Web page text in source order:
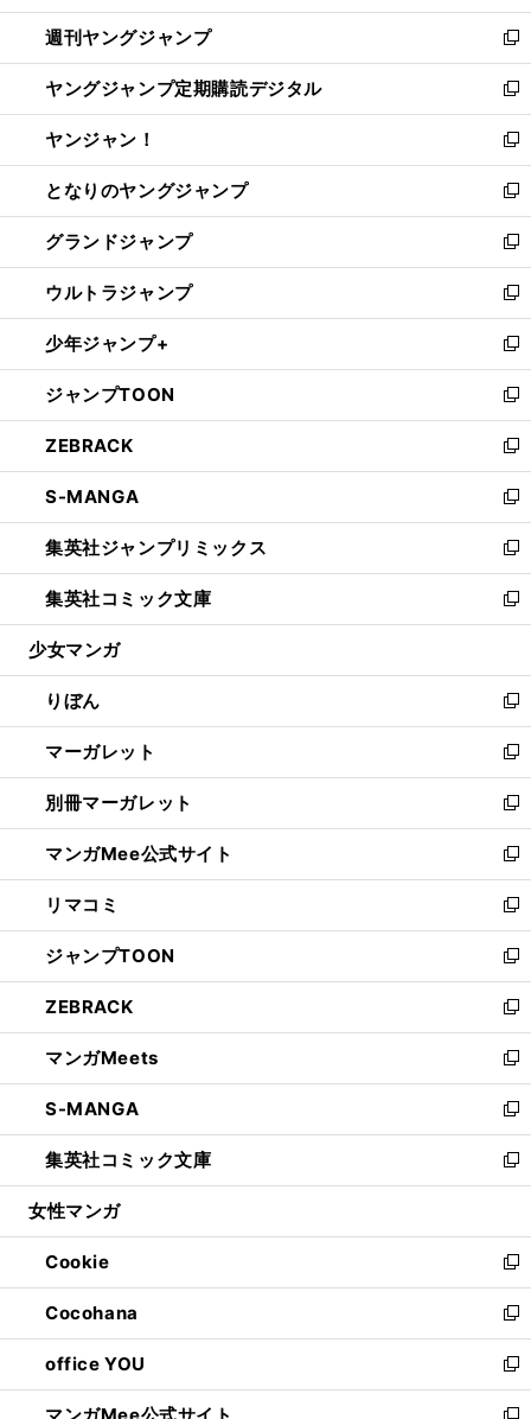
開
く
ウ
で
開
く
ン
ド
ウ
で
開
く
ウ
ィ
ン
ド
ウ
で
開
く
週刊ヤングジャンプ
新
し
い
ウ
ィ
ン
ド
ウ
で
開
く
ヤングジャンプ定期購読デジタル
新
し
い
ウ
ィ
ン
ド
ウ
で
開
く
ヤンジャン！
新
し
い
ウ
ィ
ン
ド
ウ
で
開
く
となりのヤングジャンプ
新
し
い
ウ
ィ
ン
ド
ウ
で
開
く
グランドジャンプ
新
し
い
ウ
ィ
ン
ド
ウ
で
開
く
ウルトラジャンプ
新
し
い
ウ
ィ
ン
ド
ウ
で
開
く
少年ジャンプ+
新
し
い
ウ
ィ
ン
ド
ウ
で
開
く
ジャンプTOON
新
し
い
ウ
ィ
ン
ド
ウ
で
開
ZEBRACK
新
し
い
ウ
ィ
ン
ド
ウ
開
く
S-MANGA
新
し
い
ウ
ィ
ン
ウ
で
開
く
集英社ジャンプリミックス
新
し
い
ウ
ン
ド
ウ
で
開
く
集英社コミック文庫
新
し
ウ
ィ
ン
ド
ウ
で
開
く
少女マンガ
りぼん
新
し
い
ウ
ィ
ン
ド
ウ
で
開
く
マーガレット
新
し
い
ウ
ィ
ン
ド
ウ
で
開
く
別冊マーガレット
新
し
い
ウ
ィ
ン
ド
ウ
で
開
く
マンガMee公式サイト
新
し
い
ウ
ィ
ン
ド
ウ
で
開
く
リマコミ
新
し
い
ウ
ィ
ン
ド
ウ
で
開
く
ジャンプTOON
新
し
い
ウ
ィ
ン
ド
ウ
で
開
ZEBRACK
新
し
い
ウ
ィ
ン
ド
ウ
開
く
マンガMeets
新
し
い
ウ
ィ
ン
ウ
で
開
く
S-MANGA
新
し
い
ウ
ン
ド
ウ
で
開
く
集英社コミック文庫
新
し
ウ
ィ
ン
ド
ウ
で
開
く
女性マンガ
Cookie
新
し
い
ウ
ィ
ン
Cocohana
新
し
い
ウ
office YOU
新
し